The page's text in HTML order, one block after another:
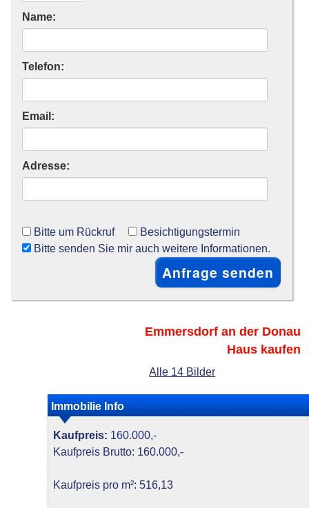
Name:
Telefon:
Email:
Adresse:
Bitte um Rückruf
Besichtigungstermin
Bitte senden Sie mir auch weitere Informationen.
Emmersdorf an der Donau
Haus kaufen
Alle 14 Bilder
Immobilie Info
Kaufpreis: 160.000,-
Kaufpreis Brutto: 160.000,-
Kaufpreis pro m²: 516,13